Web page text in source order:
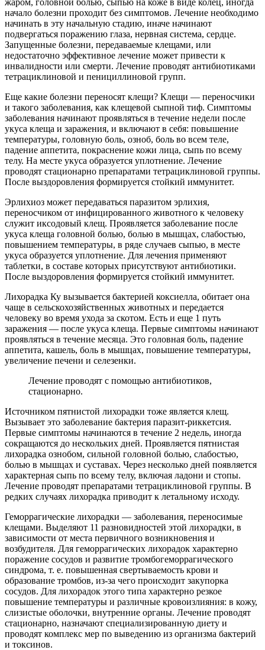
начало болезни проходит без симптомов. Лечение необходимо
начинать в эту начальную стадию, иначе начинают
подвергаться поражению глаза, нервная система, сердце.
Запущенные болезни, передаваемые клещами, или
недостаточно эффективное лечение может привести к
инвалидности или смерти. Лечение проводят антибиотиками
тетрациклиновой и пенициллиновой групп.
Еще какие болезни переносят клещи? Клещи — переносчики
и такого заболевания, как клещевой сыпной тиф. Симптомы
заболевания начинают проявляться в течение недели после
укуса клеща и заражения, и включают в себя: повышение
температуры, головную боль, озноб, боль во всем теле,
падение аппетита, покраснение кожи лица, сыпь по всему
телу. На месте укуса образуется уплотнение. Лечение
проводят стационарно препаратами тетрациклиновой группы.
После выздоровления формируется стойкий иммунитет.
Эрлихиоз может передаваться паразитом эрлихия,
переносчиком от инфицированного животного к человеку
служит иксодовый клещ. Проявляется заболевание после
укуса клеща головной болью, болью в мышцах, слабостью,
повышением температуры, в ряде случаев сыпью, в месте
укуса образуется уплотнение. Для лечения применяют
таблетки, в составе которых присутствуют антибиотики.
После выздоровления формируется стойкий иммунитет.
Лихорадка Ку вызывается бактерией коксиелла, обитает она
чаще в сельскохозяйственных животных и передается
человеку во время ухода за скотом. Есть и еще 1 путь
заражения — после укуса клеща. Первые симптомы начинают
проявляться в течение месяца. Это головная боль, падение
аппетита, кашель, боль в мышцах, повышение температуры,
увеличение печени и селезенки.
Лечение проводят с помощью антибиотиков,
стационарно.
Источником пятнистой лихорадки тоже является клещ.
Вызывает это заболевание бактерия паразит-риккетсия.
Первые симптомы начинаются в течение 2 недель, иногда
сокращаются до нескольких дней. Проявляется пятнистая
лихорадка ознобом, сильной головной болью, слабостью,
болью в мышцах и суставах. Через несколько дней появляется
характерная сыпь по всему телу, включая ладони и стопы.
Лечение проводят препаратами тетрациклиновой группы. В
редких случаях лихорадка приводит к летальному исходу.
Геморрагические лихорадки — заболевания, переносимые
клещами. Выделяют 11 разновидностей этой лихорадки, в
зависимости от места первичного возникновения и
возбудителя. Для геморрагических лихорадок характерно
поражение сосудов и развитие тромбогеморрагического
синдрома, т. е. повышенная свертываемость крови и
образование тромбов, из-за чего происходит закупорка
сосудов. Для лихорадок этого типа характерно резкое
повышение температуры и различные кровоизлияния: в кожу,
слизистые оболочки, внутренние органы. Лечение проводят
стационарно, назначают специализированную диету и
проводят комплекс мер по выведению из организма бактерий
и токсинов.